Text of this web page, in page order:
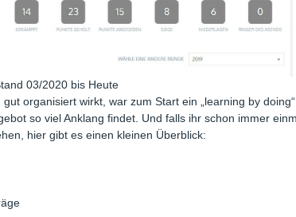
03/2020 bis Heute
organisiert wirkt, war zum Start ein „learning by
so viel Anklang findet. Und falls ihr schon immer
hier gibt es einen kleinen Überblick: